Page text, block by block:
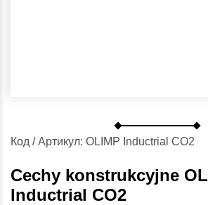
Код / Артикул: OLIMP Inductrial CO2
Cechy konstrukcyjne
Inductrial CO2